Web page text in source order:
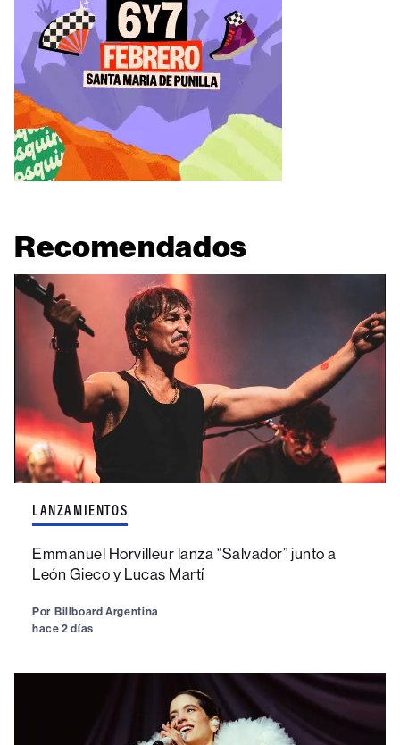
Recomendados
LANZAMIENTOS
Emmanuel Horvilleur lanza “Salvador” junto a
León Gieco y Lucas Martí
Por Billboard Argentina
hace 2 días